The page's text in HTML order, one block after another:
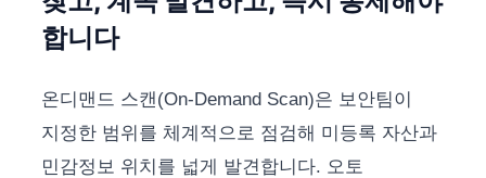
합니다
온디맨드 스캔(On-Demand Scan)은 보안팀이
지정한 범위를 체계적으로 점검해 미등록 자산과
민감정보 위치를 넓게 발견합니다. 오토